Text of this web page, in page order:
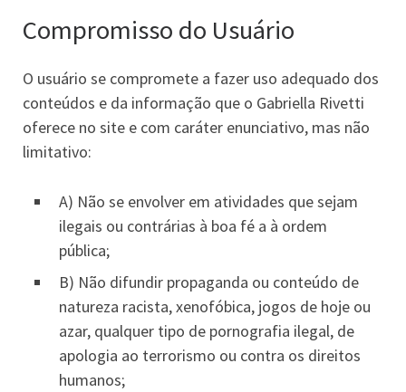
Compromisso do Usuário
O usuário se compromete a fazer uso adequado dos
conteúdos e da informação que o Gabriella Rivetti
oferece no site e com caráter enunciativo, mas não
limitativo:
A) Não se envolver em atividades que sejam
ilegais ou contrárias à boa fé a à ordem
pública;
B) Não difundir propaganda ou conteúdo de
natureza racista, xenofóbica, jogos de hoje ou
azar, qualquer tipo de pornografia ilegal, de
apologia ao terrorismo ou contra os direitos
humanos;